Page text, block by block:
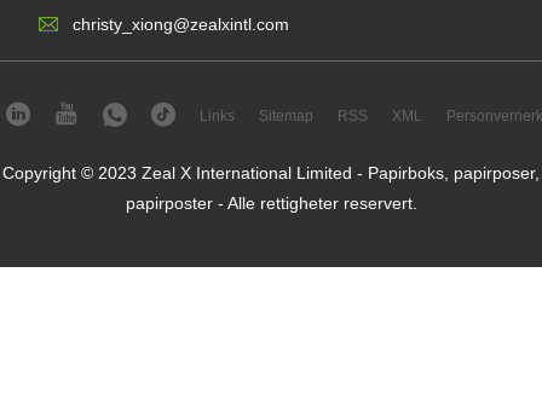
christy_xiong@zealxintl.com
Links Sitemap RSS XML
Copyright © 2023 Zeal X International Limited - Papirboks, papirposer,
papirposter - Alle rettigheter reservert.